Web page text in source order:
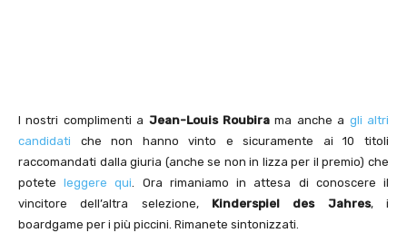
I nostri complimenti a Jean-Louis Roubira ma anche a gli altri
candidati che non hanno vinto e sicuramente ai 10 titoli
raccomandati dalla giuria (anche se non in lizza per il premio) che
poteteleggere qui. Ora rimaniamo in attesa di conoscere il
vincitore dell’altra selezione, Kinderspiel des Jahres, i
boardgame per i più piccini. Rimanete sintonizzati.